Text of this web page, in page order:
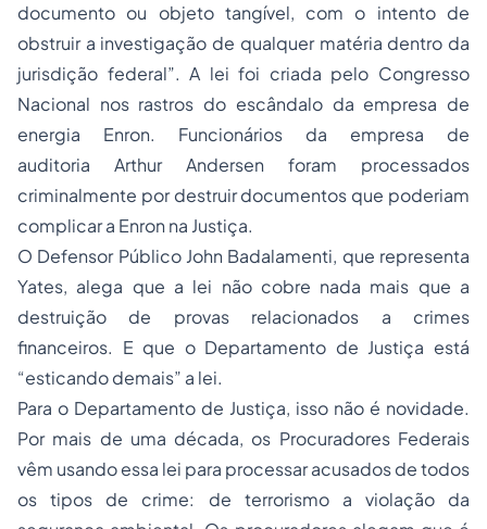
documento ou objeto tangível, com o intento de
obstruir a investigação de qualquer matéria dentro da
jurisdição federal”. A lei foi criada pelo Congresso
Nacional nos rastros do escândalo da empresa de
energia Enron. Funcionários da empresa de
auditoria Arthur Andersen foram processados
criminalmente por destruir documentos que poderiam
complicar a Enron na Justiça.
O Defensor Público John Badalamenti, que representa
Yates, alega que a lei não cobre nada mais que a
destruição de provas relacionados a crimes
financeiros. E que o Departamento de Justiça está
“esticando demais” a lei.
Para o Departamento de Justiça, isso não é novidade.
Por mais de uma década, os Procuradores Federais
vêm usando essa lei para processar acusados de todos
os tipos de crime: de terrorismoa violação da